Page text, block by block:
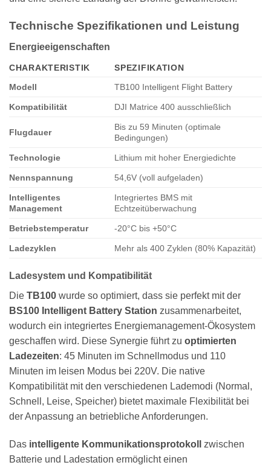
Technische Spezifikationen und Leistung
Energieeigenschaften
CHARAKTERISTIK
SPEZIFIKATION
Modell
TB100 Intelligent Flight Battery
Kompatibilität DJI Matrice 400 ausschließlich
Flugdauer
Bis zu 59 Minuten (optimale
Bedingungen)
Technologie Lithium mit hoher Energiedichte
Nennspannung 54,6V (voll aufgeladen)
Intelligentes
Management
Integriertes BMS mit
Echtzeitüberwachung
Betriebstemperatur -20°C bis +50°C
Ladezyklen Mehr als 400 Zyklen (80% Kapazität)
Ladesystem und Kompatibilität
Die TB100 wurde so optimiert, dass sie perfekt mit der
BS100 Intelligent Battery Station zusammenarbeitet,
wodurch ein integriertes Energiemanagement-Ökosystem
geschaffen wird. Diese Synergie führt zu optimierten
Ladezeiten: 45 Minuten im Schnellmodus und 110
Minuten im leisen Modus bei 220V. Die native
Kompatibilität mit den verschiedenen Lademodi (Normal,
Schnell, Leise, Speicher) bietet maximale Flexibilität bei
der Anpassung an betriebliche Anforderungen.
Das intelligente Kommunikationsprotokoll
zwischen
Batterie und Ladestation ermöglicht einen